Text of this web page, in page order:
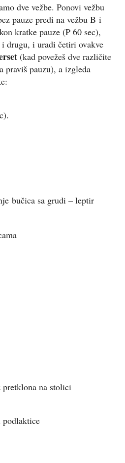
dve vežbe. Ponovi vežbu
pauze pređi na vežbu B i
kratke pauze (P 60 sec),
drugu, i uradi četiri ovakve
(kad povežeš dve različite
praviš pauzu), a izgleda
bučica sa grudi – leptir
na stolici